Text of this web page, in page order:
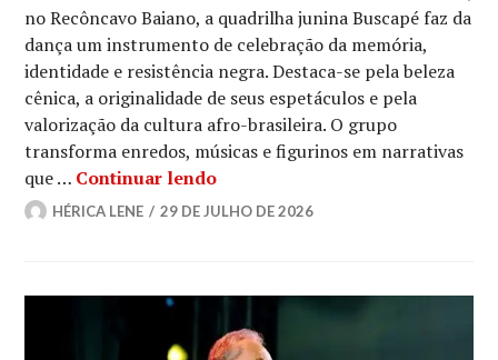
no Recôncavo Baiano, a quadrilha junina Buscapé faz da
dança um instrumento de celebração da memória,
identidade e resistência negra. Destaca-se pela beleza
cênica, a originalidade de seus espetáculos e pela
valorização da cultura afro-brasileira. O grupo
transforma enredos, músicas e figurinos em narrativas
que … Continuar lendoBuscapé: a quadrilha junina
HÉRICA LENE 29 DE JULHO DE 2026